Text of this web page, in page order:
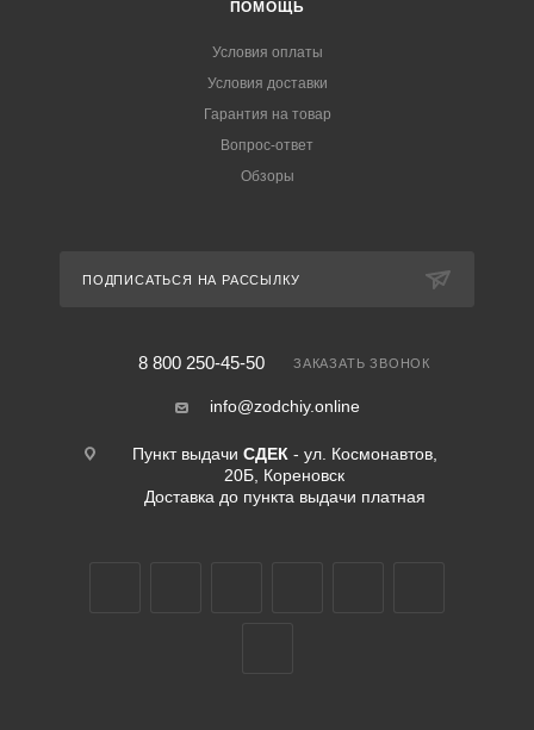
ПОМОЩЬ
Условия оплаты
Условия доставки
Гарантия на товар
Вопрос-ответ
Обзоры
ПОДПИСАТЬСЯ НА РАССЫЛКУ
8 800 250-45-50 ЗАКАЗАТЬ ЗВОНОК
info@zodchiy.online
Пункт выдачи СДЕК- ул. Космонавтов,
20Б, Кореновск
Доставка до пункта выдачи платная